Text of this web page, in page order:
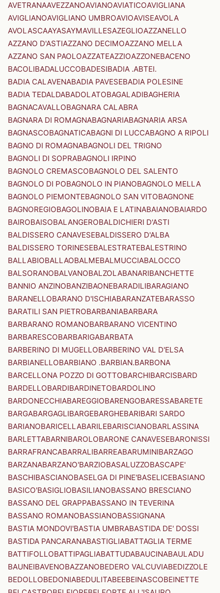
AVETRANAAVEZZANOAVIANOAVIATICOAVIGLIANA
AVIGLIANOAVIGLIANO UMBROAVIOAVISEAVOLA
AVOLASCAAYASAYMAVILLESAZEGLIOAZZANELLO
AZZANO D'ASTIAZZANO DECIMOAZZANO MELLA
AZZANO SAN PAOLOAZZATEAZZIOAZZONEBACENO
BACOLIBADALUCCOBADESIBADIA .ABTEI.
BADIA CALAVENABADIA PAVESEBADIA POLESINE
BADIA TEDALDABADOLATOBAGALADIBAGHERIA
BAGNACAVALLOBAGNARA CALABRA
BAGNARA DI ROMAGNABAGNARIABAGNARIA ARSA
BAGNASCOBAGNATICABAGNI DI LUCCABAGNO A RIPOLI
BAGNO DI ROMAGNABAGNOLI DEL TRIGNO
BAGNOLI DI SOPRABAGNOLI IRPINO
BAGNOLO CREMASCOBAGNOLO DEL SALENTO
BAGNOLO DI POBAGNOLO IN PIANOBAGNOLO MELLA
BAGNOLO PIEMONTEBAGNOLO SAN VITOBAGNONE
BAGNOREGIOBAGOLINOBAIA E LATINABAIANOBAIARDO
BAIROBAISOBALANGEROBALDICHIERI D'ASTI
BALDISSERO CANAVESEBALDISSERO D'ALBA
BALDISSERO TORINESEBALESTRATEBALESTRINO
BALLABIOBALLAOBALMEBALMUCCIABALOCCO
BALSORANOBALVANOBALZOLABANARIBANCHETTE
BANNIO ANZINOBANZIBAONEBARADILIBARAGIANO
BARANELLOBARANO D'ISCHIABARANZATEBARASSO
BARATILI SAN PIETROBARBANIABARBARA
BARBARANO ROMANOBARBARANO VICENTINO
BARBARESCOBARBARIGABARBATA
BARBERINO DI MUGELLOBARBERINO VAL D'ELSA
BARBIANELLOBARBIANO .BARBIAN.BARBONA
BARCELLONA POZZO DI GOTTOBARCHIBARCISBARD
BARDELLOBARDIBARDINETOBARDOLINO
BARDONECCHIABAREGGIOBARENGOBARESSABARETE
BARGABARGAGLIBARGEBARGHEBARIBARI SARDO
BARIANOBARICELLABARILEBARISCIANOBARLASSINA
BARLETTABARNIBAROLOBARONE CANAVESEBARONISSI
BARRAFRANCABARRALIBARREABARUMINIBARZAGO
BARZANABARZANO'BARZIOBASALUZZOBASCAPE'
BASCHIBASCIANOBASELGA DI PINE'BASELICEBASIANO
BASICO'BASIGLIOBASILIANOBASSANO BRESCIANO
BASSANO DEL GRAPPABASSANO IN TEVERINA
BASSANO ROMANOBASSIANOBASSIGNANA
BASTIA MONDOVI'BASTIA UMBRABASTIDA DE' DOSSI
BASTIDA PANCARANABASTIGLIABATTAGLIA TERME
BATTIFOLLOBATTIPAGLIABATTUDABAUCINABAULADU
BAUNEIBAVENOBAZZANOBEDERO VALCUVIABEDIZZOLE
BEDOLLOBEDONIABEDULITABEEBEINASCOBEINETTE